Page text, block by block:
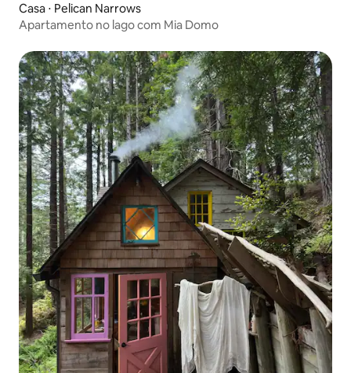
Casa ⋅ Pelican Narrows
Apartamento no lago com Mia Domo